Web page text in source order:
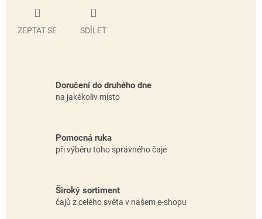
ZEPTAT SE SDÍLET
Doručení do druhého dne
na jakékoliv místo
Pomocná ruka
při výběru toho správného čaje
Široký sortiment
čajů z celého světa v našem e-shopu